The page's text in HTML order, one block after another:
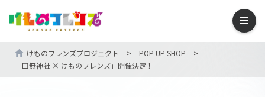
けものフレンズプロジェクト > POP UP SHOP
>
「田無神社 × けものフレンズ」開催決定！